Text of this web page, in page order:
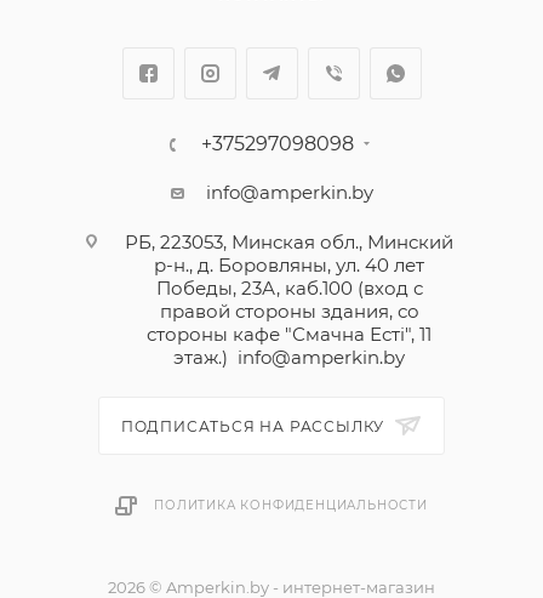
+375297098098
info@amperkin.by
РБ, 223053, Минская обл., Минский
р-н., д. Боровляны, ул. 40 лет
Победы, 23А, каб.100 (вход с
правой стороны здания, со
стороны кафе "Смачна Естi", 11
этаж.) info@amperkin.by
ПОДПИСАТЬСЯ НА РАССЫЛКУ
ПОЛИТИКА КОНФИДЕНЦИАЛЬНОСТИ
2026 © Amperkin.by - интернет-магазин